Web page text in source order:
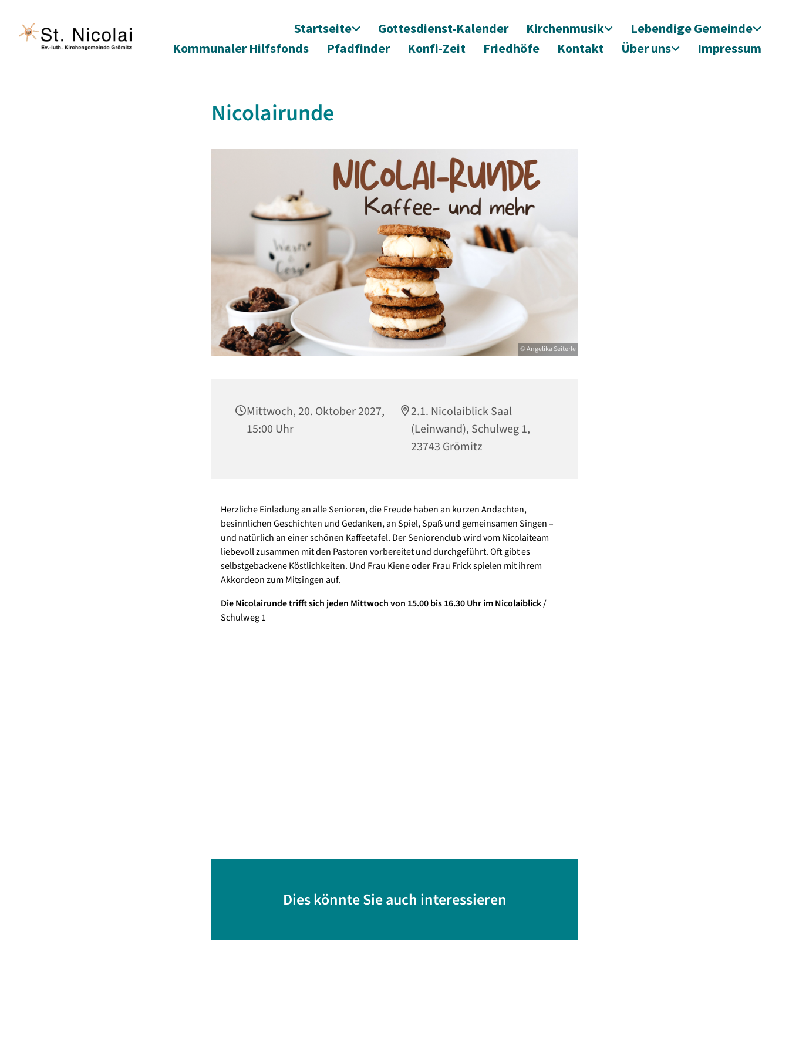
Startseite Gottesdienst-Kalender Kirchenmusik
Lebendige Gemeinde
Kommunaler Hilfsfonds
Pfadfinder Konfi-Zeit Friedhöfe Kontakt Über uns Impressum
Nicolairunde
© Angelika Seiterle
Mittwoch, 20. Oktober 2027,
15:00 Uhr
2.1. Nicolaiblick Saal
(Leinwand), Schulweg 1,
23743 Grömitz
Herzliche Einladung an alle Senioren, die Freude haben an kurzen Andachten,
besinnlichen Geschichten und Gedanken, an Spiel, Spaß und gemeinsamen Singen –
und natürlich an einer schönen Kaffeetafel. Der Seniorenclub wird vom Nicolaiteam
liebevoll zusammen mit den Pastoren vorbereitet und durchgeführt. Oft gibt es
selbstgebackene Köstlichkeiten. Und Frau Kiene oder Frau Frick spielen mit ihrem
Akkordeon zum Mitsingen auf.
Die Nicolairunde trifft sich jeden Mittwoch von 15.00 bis 16.30 Uhr im Nicolaiblick/
Schulweg 1
Dies könnte Sie auch interessieren